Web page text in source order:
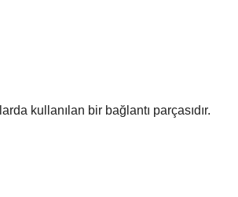
kullanılan bir bağlantı parçasıdır.